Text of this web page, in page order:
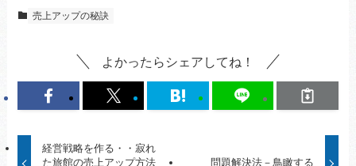
売上アップの秘訣
よかったらシェアしてね！
経営戦略を作る・・寂れ
た旅館の売上アップ方法
問題解決法－鳥瞰する